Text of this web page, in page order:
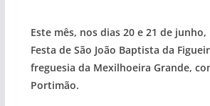
Este mês, nos dias 20 e 21 de junho,
Festa de São João Baptista da
freguesia da Mexilhoeira Grande,
Portimão.